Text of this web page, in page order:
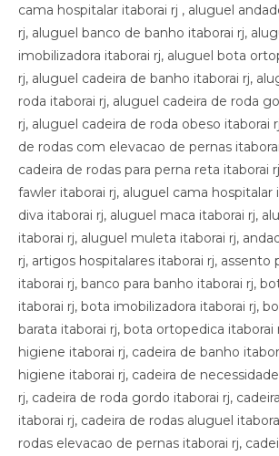
cama hospitalar itaborai rj , aluguel
rj, aluguel banco de banho itaborai rj,
imobilizadora itaborai rj, aluguel bota
rj, aluguel cadeira de banho itaborai rj,
roda itaborai rj, aluguel cadeira de roda
rj, aluguel cadeira de roda obeso itaborai
de rodas com elevacao de pernas
cadeira de rodas para perna reta itaborai
fawler itaborai rj, aluguel cama hospitalar
diva itaborai rj, aluguel maca itaborai rj,
itaborai rj, aluguel muleta itaborai rj,
rj, artigos hospitalares itaborai rj, assento
itaborai rj, banco para banho itaborai rj,
itaborai rj, bota imobilizadora itaborai rj,
barata itaborai rj, bota ortopedica itaborai
higiene itaborai rj, cadeira de banho
higiene itaborai rj, cadeira de
rj, cadeira de roda gordo itaborai rj,
itaborai rj, cadeira de rodas aluguel
rodas elevacao de pernas itaborai rj,